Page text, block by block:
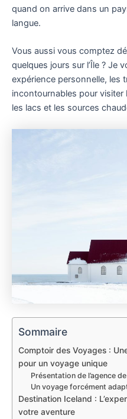
quand on arrive dans un
langue.
Vous aussi vous comptez
quelques jours sur l’Île ? Je
expérience personnelle, les
incontournables pour visiter
les lacs et les sources
Sommaire
Comptoir des Voyages :
pour un voyage unique
Présentation de l’agence
Un voyage forcément
Destination Iceland :
votre aventure